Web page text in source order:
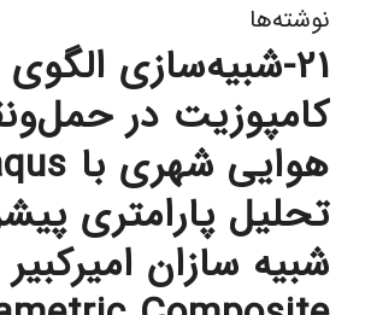
نوشته‌ها
21-شبیه‌سازی
کامپوزیت در
تحلیل پارامتری
شبیه سازان